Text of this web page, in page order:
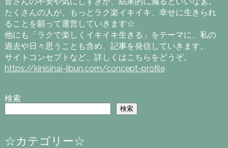
たくさんの人が、もっとラク楽イキイキ、幸せに生きられ
ることを願って運営していきます☆
他にも「ラクで楽しくイキイキ生きる」をテーマに、私の
過去や日々思うことも含め、記事を発信していきます。
サイトコンセプトなど、詳しくはこちらをどうぞ。
https://kinisinai-jibun.com/concept-profile
検索
検索
☆カテゴリー☆